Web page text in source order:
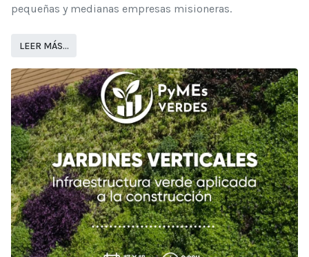
pequeñas y medianas empresas misioneras.
LEER MÁS…